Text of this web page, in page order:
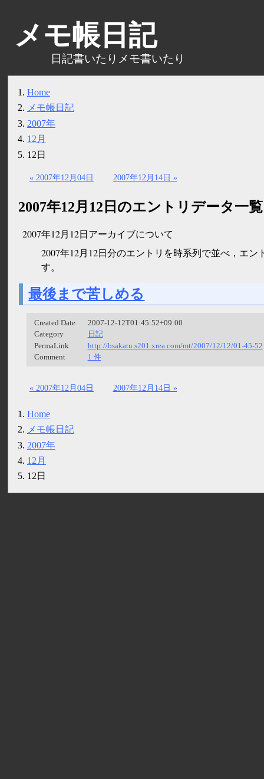
Home
メモ帳日記
2007年
12月
12日
« 2007年12月04日 2007年12月14日 »
メモ帳日記
日記書いたりメモ書いたり
2007年12月12日のエントリデータ一覧
2007年12月12日アーカイブについて
2007年12月12日分のエントリを時系列で並べ，エ
す。
最後まで苦しめる
Created Date
2007-12-12T01:45:52+09:00
Category
日記
PermaLink
http://bsakatu.s201.xrea.com/mt/2007/12/12/01-45-52
Comment
1 件
« 2007年12月04日 2007年12月14日 »
Home
メモ帳日記
2007年
12月
12日